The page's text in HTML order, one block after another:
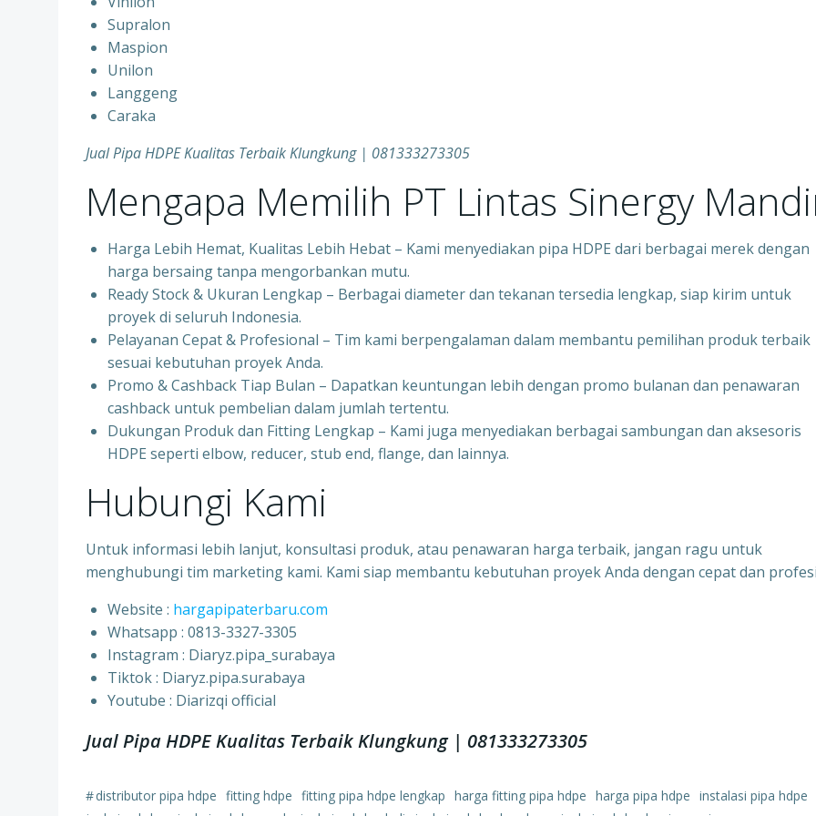
Supralon
Maspion
Unilon
Langgeng
Caraka
Jual Pipa HDPE Kualitas Terbaik Klungkung | 081333273305
Mengapa Memilih PT Lintas Sinergy
Harga Lebih Hemat, Kualitas Lebih Hebat – Kami menyediakan pipa HDPE dari berbagai merek dengan
harga bersaing tanpa mengorbankan mutu.
Ready Stock & Ukuran Lengkap – Berbagai diameter dan tekanan tersedia lengkap, siap kirim untuk
proyek di seluruh Indonesia.
Pelayanan Cepat & Profesional – Tim kami berpengalaman dalam membantu pemilihan produk terbaik
sesuai kebutuhan proyek Anda.
Promo & Cashback Tiap Bulan – Dapatkan keuntungan lebih dengan promo bulanan dan penawaran
cashback untuk pembelian dalam jumlah tertentu.
Dukungan Produk dan Fitting Lengkap – Kami juga menyediakan berbagai sambungan dan aksesoris
HDPE seperti elbow, reducer, stub end, flange, dan lainnya.
Hubungi Kami
Untuk informasi lebih lanjut, konsultasi produk, atau penawaran harga terbaik, jangan ragu untuk
menghubungi tim marketing kami. Kami siap membantu kebutuhan proyek Anda dengan cepat dan
Website : hargapipaterbaru.com
Whatsapp : 0813-3327-3305
⁠Instagram : Diaryz.pipa_surabaya
⁠Tiktok : Diaryz.pipa.surabaya
⁠Youtube : Diarizqi official
Jual Pipa HDPE Kualitas Terbaik Klungkung | 081333273305
#distributor pipa hdpe fitting hdpe fitting pipa hdpe lengkap harga fitting pipa hdpe harga pipa hdpe instalasi pipa hdpe